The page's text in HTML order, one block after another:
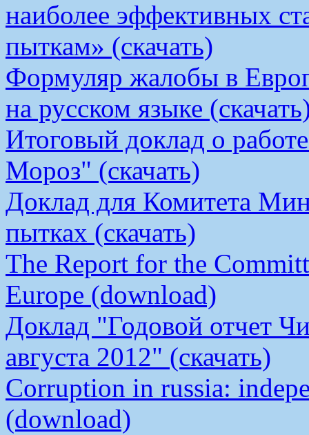
наиболее эффективных
пыткам» (скачать)
Формуляр жалобы в
на русском языке
Итоговый доклад о
Мороз" (скачать)
Доклад для Комитета
пытках (скачать)
The Report for the
Europe (download)
Доклад "Годовой отчет
августа 2012" (скачать)
Corruption in russia:
(download)